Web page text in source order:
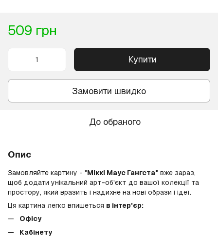
509 грн
Купити
Замовити швидко
До обраного
Опис
Замовляйте картину - "Міккі Маус Гангста" вже зараз,
щоб додати унікальний арт-об'єкт до вашої колекції та
простору, який вразить і надихне на нові образи і ідеї.
Ця картина легко впишеться в інтер'єр:
Офісу
Кабінету